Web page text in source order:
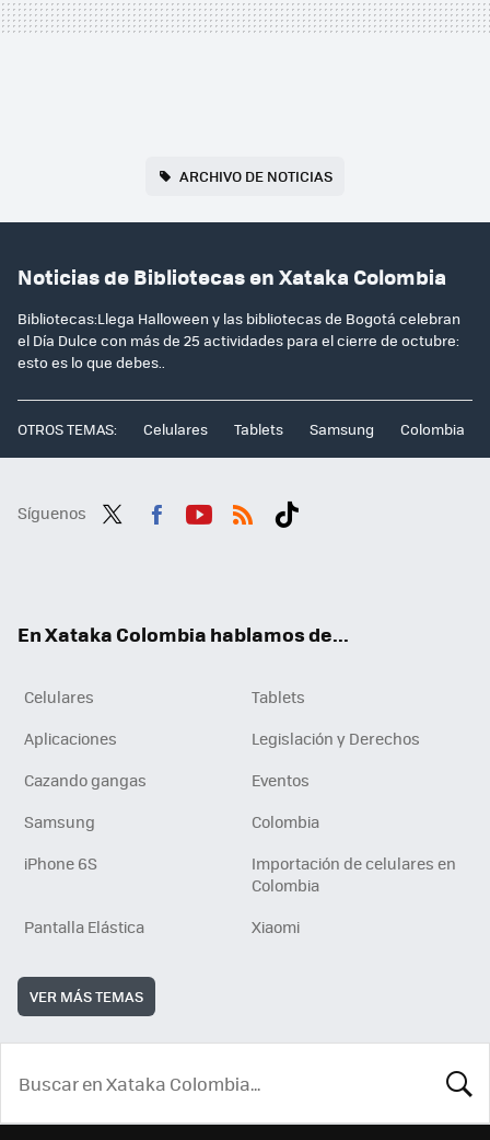
ARCHIVO DE NOTICIAS
Noticias de Bibliotecas en Xataka Colombia
Bibliotecas:Llega Halloween y las bibliotecas de Bogotá celebran
el Día Dulce con más de 25 actividades para el cierre de octubre:
esto es lo que debes..
OTROS TEMAS: Celulares Tablets Samsung Colombia
Síguenos
En Xataka Colombia hablamos de...
Celulares
Tablets
Aplicaciones
Legislación y Derechos
Cazando gangas
Eventos
Samsung
Colombia
iPhone 6S
Importación de celulares en
Colombia
Pantalla Elástica
Xiaomi
VER MÁS TEMAS